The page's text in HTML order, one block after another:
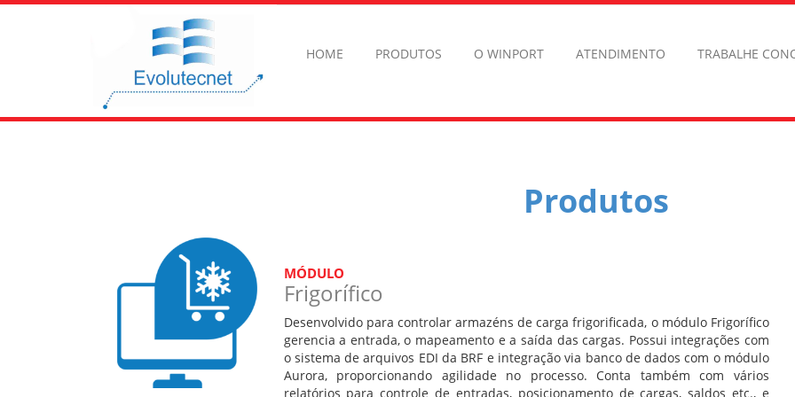
HOME PRODUTOS O WINPORT ATENDIMENTO TRABALHE
Produtos
Frigorífico
Desenvolvido para controlar armazéns de carga frigorificada, o módulo Frigorífico
gerencia a entrada, o mapeamento e a saída das cargas. Possui integrações com
o sistema de arquivos EDI da BRF e integração via banco de dados com o módulo
Aurora, proporcionando agilidade no processo. Conta também com vários
relatórios para controle de entradas, posicionamento de cargas, saldos etc., e